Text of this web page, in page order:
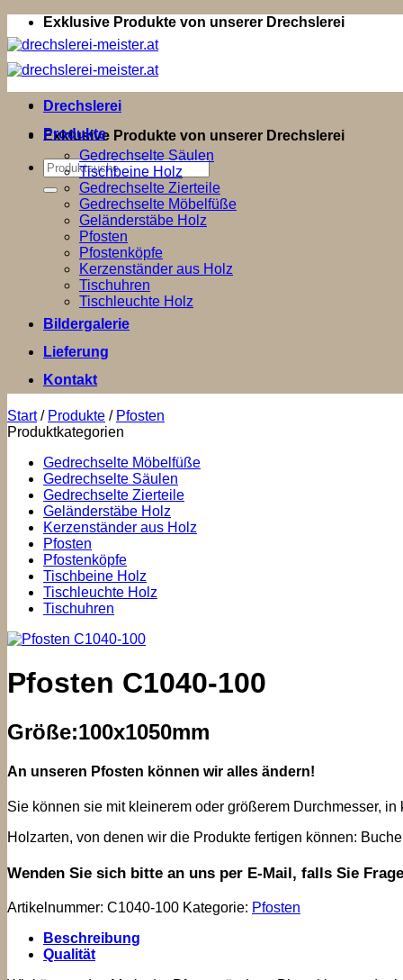
Zum
Inhalt
springen
Exklusive Produkte von unserer Drechslerei
Exklusive Produkte von unserer Drechslerei
Suchen
nach:
Drechslerei
Produkte
Gedrechselte Säulen
Tischbeine Holz
Gedrechselte Zierteile
Gedrechselte Möbelfüße
Geländerstäbe Holz
Pfosten
Pfostenköpfe
Kerzenständer aus Holz
Tischuhren
Tischleuchte Holz
Bildergalerie
Lieferung
Kontakt
Start / Produkte / Pfosten
Produktkategorien
Gedrechselte Möbelfüße
Gedrechselte Säulen
Gedrechselte Zierteile
Geländerstäbe Holz
Kerzenständer aus Holz
Pfosten
Pfostenköpfe
Tischbeine Holz
Tischleuchte Holz
Tischuhren
Pfosten C1040-100
Größe:100x1050mm
An unseren Pfosten können wir alles ändern!
Sie können sie mit kleinerem oder größerem Durchmesser,
Holzarten, von denen wir die Produkte fertigen können:
Wenden Sie sich bitte an uns per E-Mail, falls Sie
Artikelnummer: C1040-100 Kategorie: Pfosten
Beschreibung
Qualität